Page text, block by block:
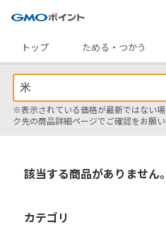
トップ
ためる・つかう
※表示されている価格が最新ではない
ク先の商品詳細ページでご確認をお願い
該当する商品がありません。
カテゴリ